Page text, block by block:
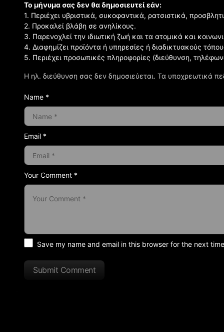
Η ηλ. διεύθυνση σας δεν δημοσιεύεται. Τα υποχρεωτικά
Your Comment *
Το μήνυμα σας δεν θα δημοσιευτεί εάν:
1. Περιέχει υβριστικά, συκοφαντικά, ρατσιστικά,
2. Προκαλεί βλάβη σε ανηλίκους.
3. Παρενοχλεί την ιδιωτική ζωή και τα ατομικά και
4. Διαφημίζει προϊόντα ή υπηρεσίες ή διαδικτυακούς
5. Περιέχει προσωπικές πληροφορίες (διεύθυνση,
Name *
Email *
Save my name and email in this browser for the next
Submit Comment